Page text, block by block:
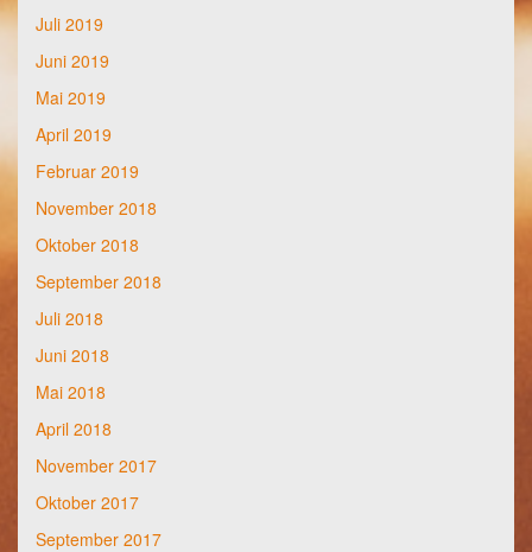
Juli 2019
Juni 2019
Mai 2019
April 2019
Februar 2019
November 2018
Oktober 2018
September 2018
Juli 2018
Juni 2018
Mai 2018
April 2018
November 2017
Oktober 2017
September 2017